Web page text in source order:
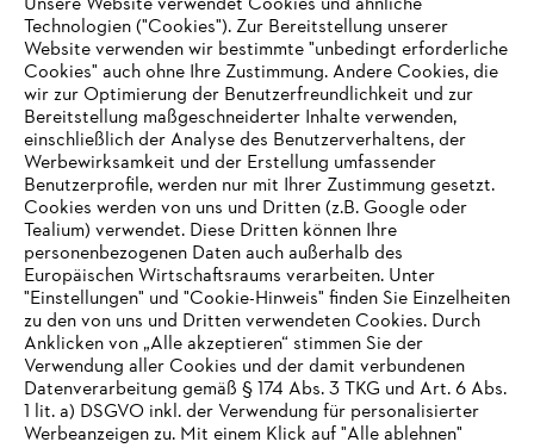
#STIHL
Unternehmen
Häufig gestellte Fragen
Service
IHR BROWSER WIRD NICHT
Technologien ("Cookies"). Zur Bereitstellung unserer
Website verwenden wir bestimmte "unbedingt erforderliche
Cookies" auch ohne Ihre Zustimmung. Andere Cookies, die
wir zur Optimierung der Benutzerfreundlichkeit und zur
Bereitstellung maßgeschneiderter Inhalte verwenden,
einschließlich der Analyse des Benutzerverhaltens, der
Werbewirksamkeit und der Erstellung umfassender
Benutzerprofile, werden nur mit Ihrer Zustimmung gesetzt.
Cookies werden von uns und Dritten (z.B. Google oder
Tealium) verwendet. Diese Dritten können Ihre
personenbezogenen Daten auch außerhalb des
Europäischen Wirtschaftsraums verarbeiten. Unter
"Einstellungen" und "Cookie-Hinweis" finden Sie Einzelheiten
zu den von uns und Dritten verwendeten Cookies. Durch
Anklicken von „Alle akzeptieren“ stimmen Sie der
Verwendung aller Cookies und der damit verbundenen
Datenverarbeitung gemäß § 174 Abs. 3 TKG und Art. 6 Abs.
1 lit. a) DSGVO inkl. der Verwendung für personalisierter
Werbeanzeigen zu. Mit einem Klick auf "Alle ablehnen"